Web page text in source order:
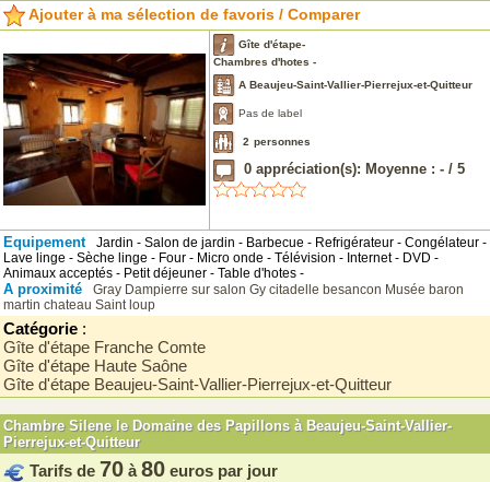
Ajouter à ma sélection de favoris / Comparer
Gîte d'étape-
Chambres d'hotes -
A Beaujeu-Saint-Vallier-Pierrejux-et-Quitteur
Pas de label
2 personnes
0 appréciation(s): Moyenne : - / 5
Equipement
Jardin - Salon de jardin - Barbecue - Refrigérateur - Congélateur -
Lave linge - Sèche linge - Four - Micro onde - Télévision - Internet - DVD -
Animaux acceptés - Petit déjeuner - Table d'hotes -
A proximité Gray Dampierre sur salon Gy citadelle besancon Musée baron
martin chateau Saint loup
Catégorie :
Gîte d'étape Franche Comte
Gîte d'étape Haute Saône
Gîte d'étape Beaujeu-Saint-Vallier-Pierrejux-et-Quitteur
Chambre Silene le Domaine des Papillons à Beaujeu-Saint-Vallier-
Pierrejux-et-Quitteur
Tarifs de 70 à 80 euros par jour